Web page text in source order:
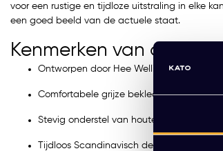
voor een rustige en tijdloze uitstraling in elke
een goed beeld van de actuele staat.
Kenmerken van de HAY
Ontworpen door Hee Welling voor HAY.
Comfortabele grijze bekleding op een
Stevig onderstel van houten poten.
Tijdloos Scandinavisch design.